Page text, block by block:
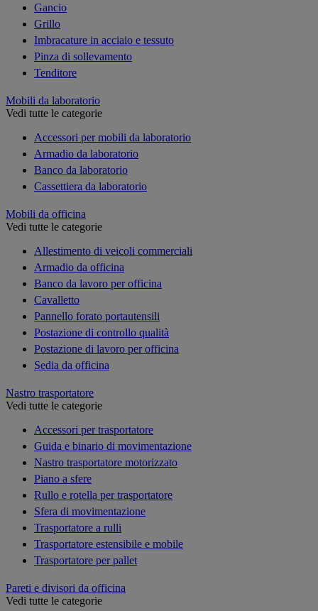
Gancio
Grillo
Imbracature in acciaio e tessuto
Pinza di sollevamento
Tenditore
Mobili da laboratorio
Vedi tutte le categorie
Accessori per mobili da laboratorio
Armadio da laboratorio
Banco da laboratorio
Cassettiera da laboratorio
Mobili da officina
Vedi tutte le categorie
Allestimento di veicoli commerciali
Armadio da officina
Banco da lavoro per officina
Cavalletto
Pannello forato portautensili
Postazione di controllo qualità
Postazione di lavoro per officina
Sedia da officina
Nastro trasportatore
Vedi tutte le categorie
Accessori per trasportatore
Guida e binario di movimentazione
Nastro trasportatore motorizzato
Piano a sfere
Rullo e rotella per trasportatore
Sfera di movimentazione
Trasportatore a rulli
Trasportatore estensibile e mobile
Trasportatore per pallet
Pareti e divisori da officina
Vedi tutte le categorie